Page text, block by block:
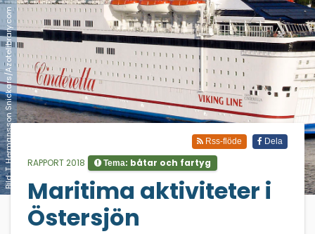
Bild: T. Hermansson Snickars/Azotelibrary.com
;
Dela
Rss-flöde
RAPPORT 2018 Tema: båtar och fartyg
Maritima aktiviteter i
Östersjön